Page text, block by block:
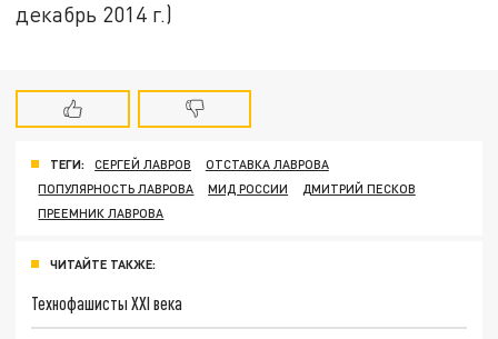
декабрь 2014 г.)
ТЕГИ: СЕРГЕЙ ЛАВРОВ
ОТСТАВКА ЛАВРОВА
ПОПУЛЯРНОСТЬ ЛАВРОВА
МИД РОССИИ
ДМИТРИЙ ПЕСКОВ
ПРЕЕМНИК ЛАВРОВА
ЧИТАЙТЕ ТАКЖЕ:
Технофашисты XXI века